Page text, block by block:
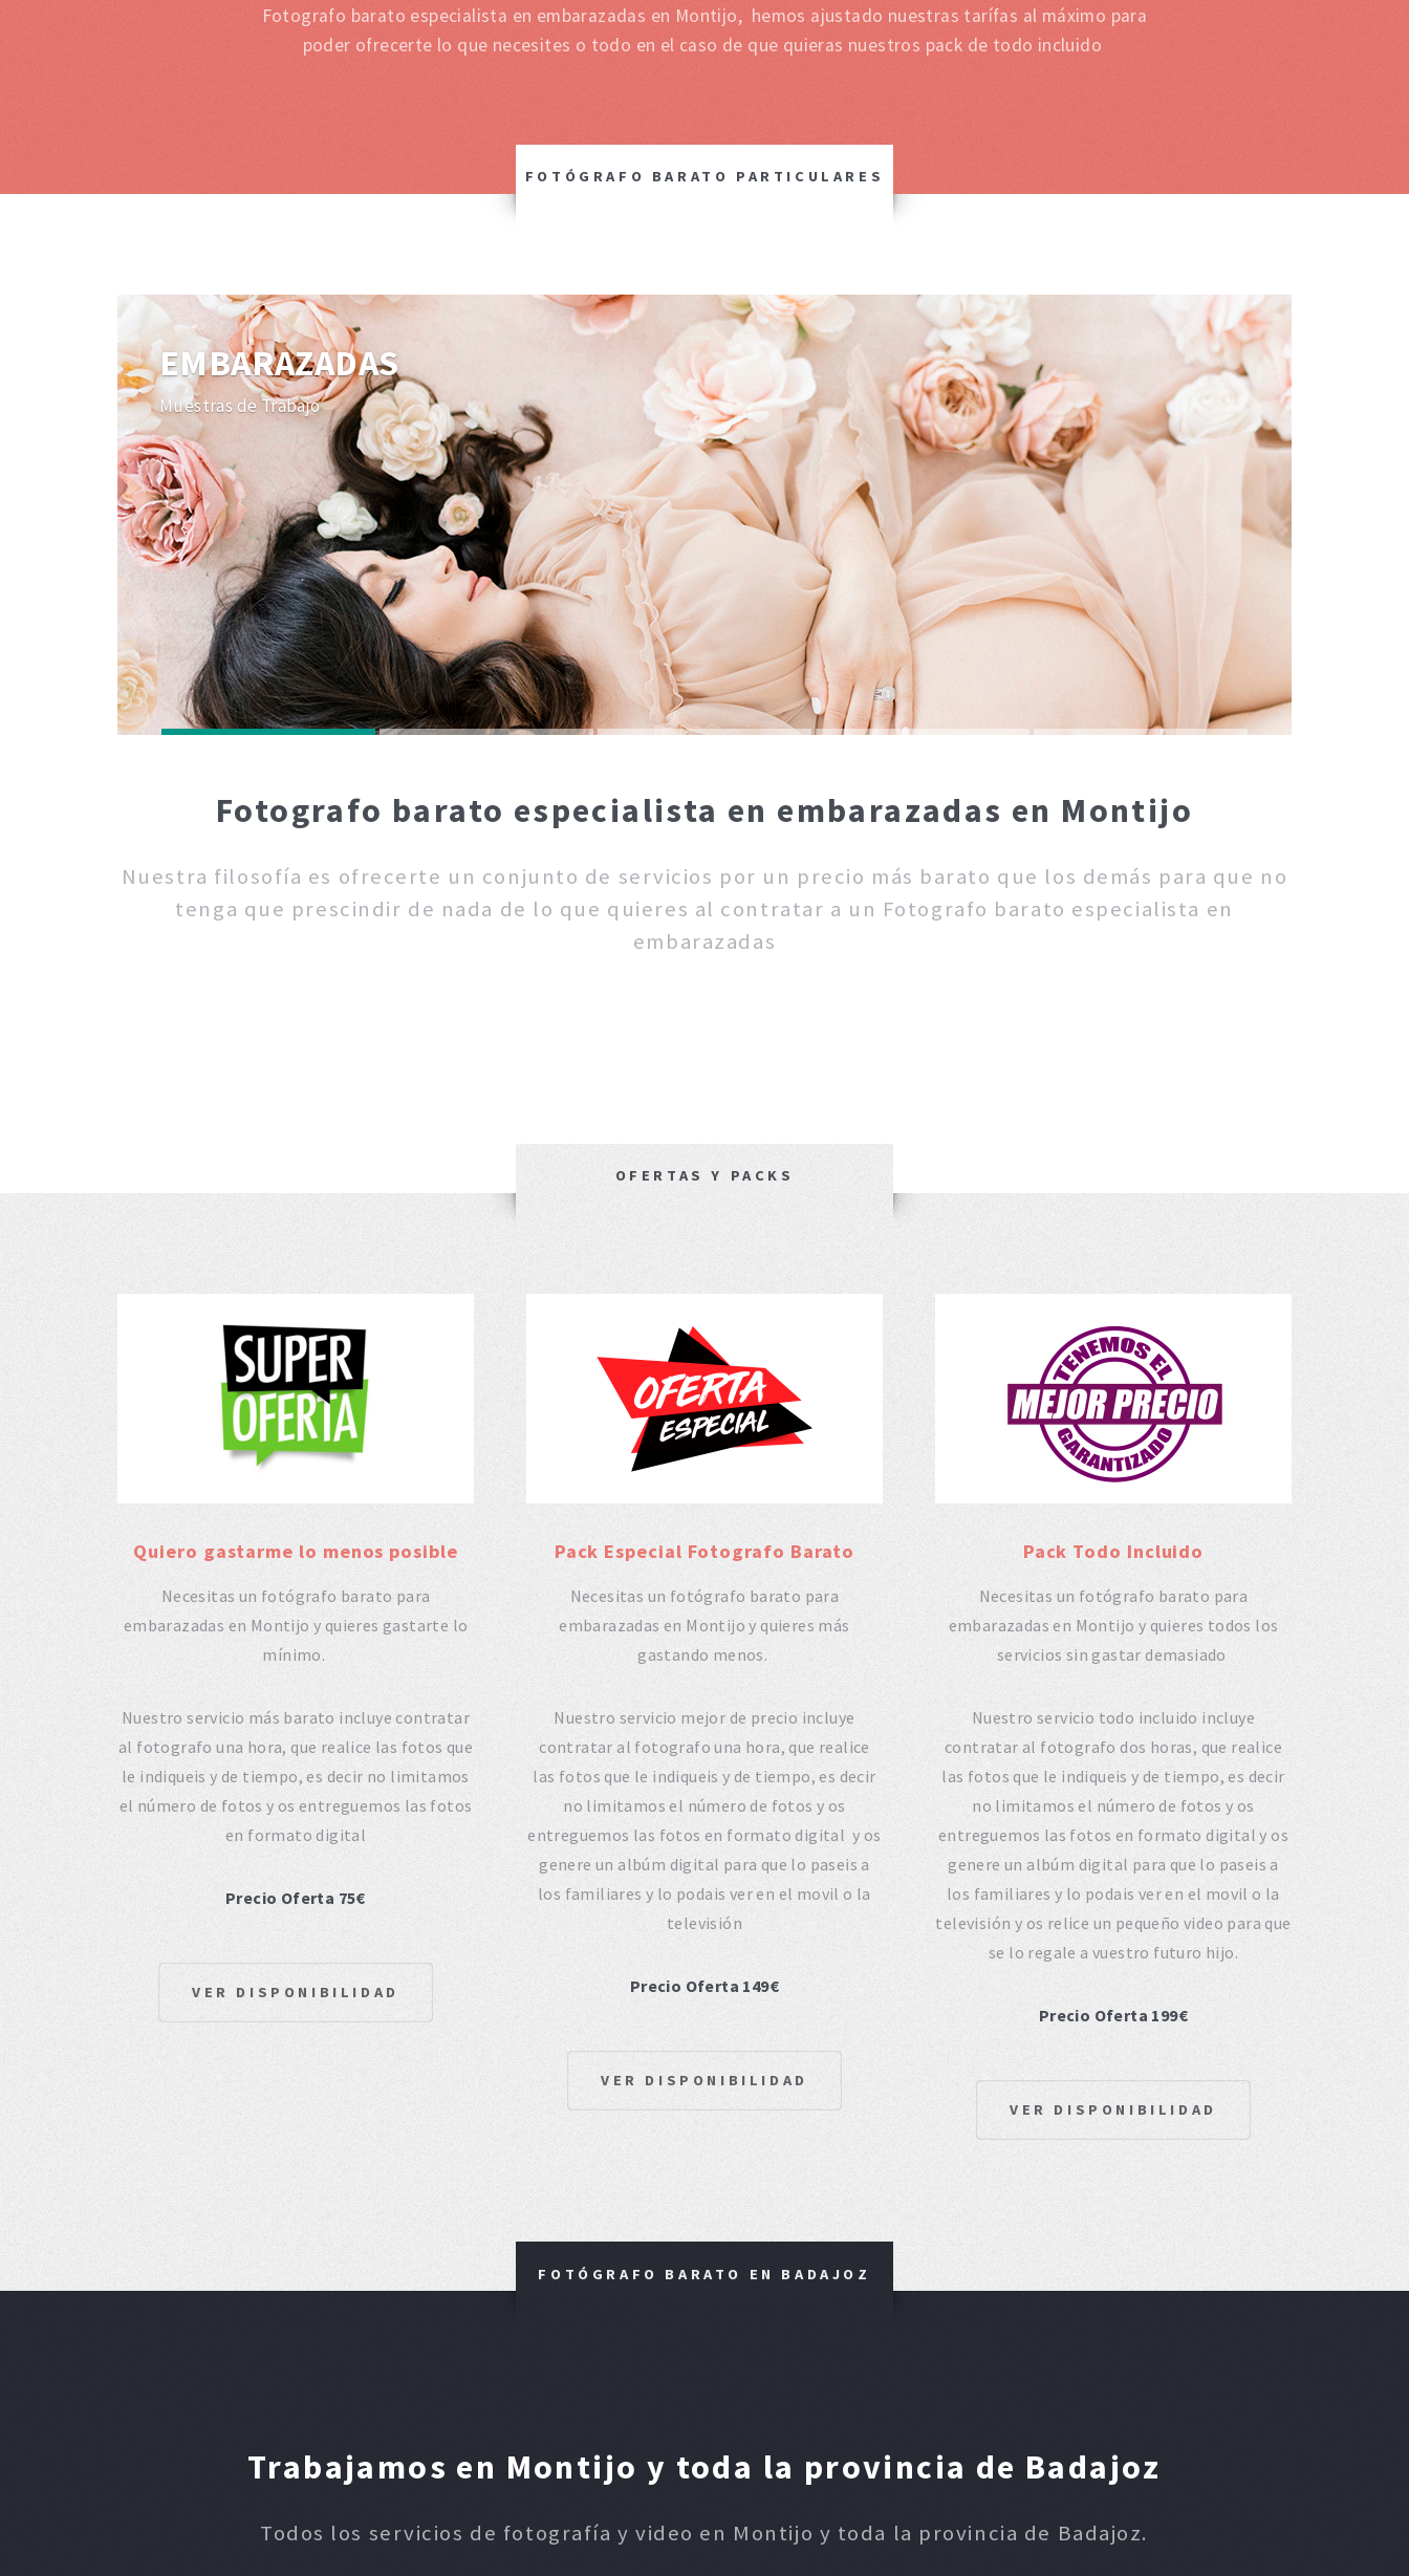
Fotografo barato especialista en embarazadas en Montijo, hemos ajustado nuestras tarífas al máximo para
poder ofrecerte lo que necesites o todo en el caso de que quieras nuestros pack de todo incluido
FOTÓGRAFO BARATO PARTICULARES
EMBARAZADAS
Muestras de Trabajo
Fotografo barato especialista en embarazadas en Montijo
Nuestra filosofía es ofrecerte un conjunto de servicios por un precio más barato que los demás para que no
tenga que prescindir de nada de lo que quieres al contratar a un Fotografo barato especialista en
embarazadas
OFERTAS Y PACKS
Quiero gastarme lo menos posible
Necesitas un fotógrafo barato para
embarazadas en Montijo y quieres gastarte lo
mínimo.
Nuestro servicio más barato incluye contratar
al fotografo una hora, que realice las fotos que
le indiqueis y de tiempo, es decir no limitamos
el número de fotos y os entreguemos las fotos
en formato digital
Precio Oferta 75€
VER DISPONIBILIDAD
Pack Especial Fotografo Barato
Necesitas un fotógrafo barato para
embarazadas en Montijo y quieres más
gastando menos.
Nuestro servicio mejor de precio incluye
contratar al fotografo una hora, que realice
las fotos que le indiqueis y de tiempo, es decir
no limitamos el número de fotos y os
entreguemos las fotos en formato digital y os
genere un albúm digital para que lo paseis a
los familiares y lo podais ver en el movil o la
televisión
Precio Oferta 149€
VER DISPONIBILIDAD
Pack Todo Incluido
Necesitas un fotógrafo barato para
embarazadas en Montijo y quieres todos los
servicios sin gastar demasiado
Nuestro servicio todo incluido incluye
contratar al fotografo dos horas, que realice
las fotos que le indiqueis y de tiempo, es decir
no limitamos el número de fotos y os
entreguemos las fotos en formato digital y os
genere un albúm digital para que lo paseis a
los familiares y lo podais ver en el movil o la
televisión y os relice un pequeño video para que
se lo regale a vuestro futuro hijo.
Precio Oferta 199€
VER DISPONIBILIDAD
FOTÓGRAFO BARATO EN BADAJOZ
Trabajamos en Montijo y toda la provincia de Badajoz
Todos los servicios de fotografía y video en Montijo y toda la provincia de Badajoz.